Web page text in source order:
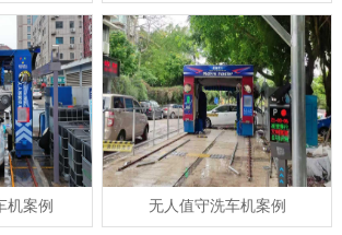
机案例 无人值守洗车机案例